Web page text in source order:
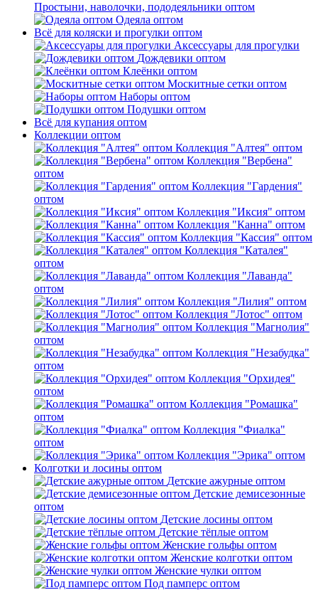
Простыни, наволочки, пододеяльники оптом
Одеяла оптом
Всё для коляски и прогулки оптом
Аксессуары для прогулки
Дождевики оптом
Клеёнки оптом
Москитные сетки оптом
Наборы оптом
Подушки оптом
Всё для купания оптом
Коллекции оптом
Коллекция "Алтея" оптом
Коллекция "Вербена"
оптом
Коллекция "Гардения"
оптом
Коллекция "Иксия" оптом
Коллекция "Канна" оптом
Коллекция "Кассия" оптом
Коллекция "Каталея"
оптом
Коллекция "Лаванда"
оптом
Коллекция "Лилия" оптом
Коллекция "Лотос" оптом
Коллекция "Магнолия"
оптом
Коллекция "Незабудка"
оптом
Коллекция "Орхидея"
оптом
Коллекция "Ромашка"
оптом
Коллекция "Фиалка"
оптом
Коллекция "Эрика" оптом
Колготки и лосины оптом
Детские ажурные оптом
Детские демисезонные
оптом
Детские лосины оптом
Детские тёплые оптом
Женские гольфы оптом
Женские колготки оптом
Женские чулки оптом
Под памперс оптом